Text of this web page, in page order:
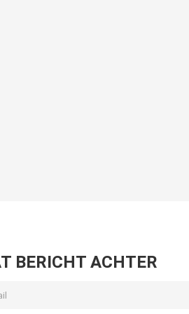
BERICHT ACHTER